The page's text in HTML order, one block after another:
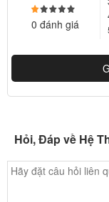
flexible also can be
0 đánh giá
Hỏi, Đáp về Hệ